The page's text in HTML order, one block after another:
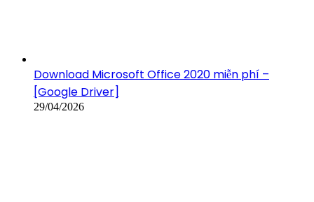
Download Microsoft Office 2020 miễn phí –
[Google Driver]
29/04/2026